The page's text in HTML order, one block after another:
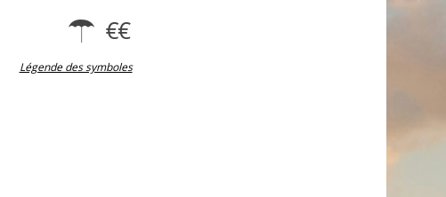
Légende des symboles